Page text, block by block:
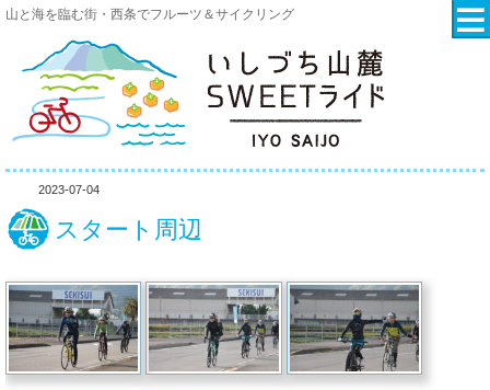
山と海を臨む街・西条でフルーツ＆サイクリング
2023-07-04
スタート周辺